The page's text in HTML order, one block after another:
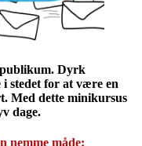
Dyrk
stedet for at være en
Med dette minikursus
dage.
nemme måde: